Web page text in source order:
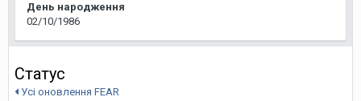
День народження
02/10/1986
Статус
Усі оновлення FEAR